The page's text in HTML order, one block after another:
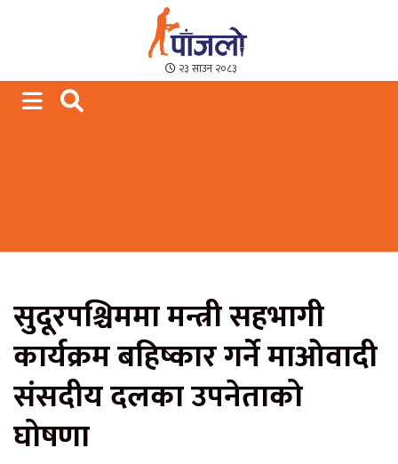
Paajalo News
We are from Far West Nepal
२३ साउन २०८३
सुदूरपश्चिममा मन्त्री सहभागी
कार्यक्रम बहिष्कार गर्ने माओवादी
संसदीय दलका उपनेताको
घोषणा